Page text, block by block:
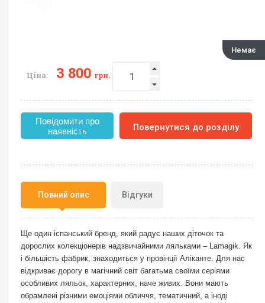
Немає
Ціна: 3 800 грн.
Повідомити про
наявність
Повернутися до розділу
Повний опис Відгуки
Ще один іспанський бренд, який радує наших діточок та
дорослих колекціонерів надзвичайними ляльками – Lamagik. Як
і більшість фабрик, знаходиться у провінції Аліканте. Для нас
відкриває дорогу в магічний світ багатьма своїми серіями
особливих ляльок, характерних, наче живих. Вони мають
обрамлені різними емоціями обличчя, тематичний, а іноді